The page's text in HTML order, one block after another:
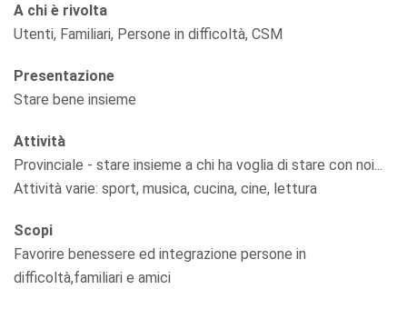
A chi è rivolta
Utenti, Familiari, Persone in difficoltà, CSM
Presentazione
Stare bene insieme
Attività
Provinciale - stare insieme a chi ha voglia di stare con noi...
Attività varie: sport, musica, cucina, cine, lettura
Scopi
Favorire benessere ed integrazione persone in
difficoltà,familiari e amici